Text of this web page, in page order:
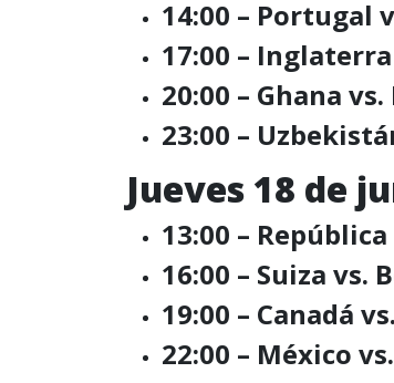
14:00 – Portugal
17:00 –
20:00 – Ghana
23:00 –
Jueves 18 de
13:00 –
16:00 – Suiza vs.
19:00 – Canadá
22:00 – México